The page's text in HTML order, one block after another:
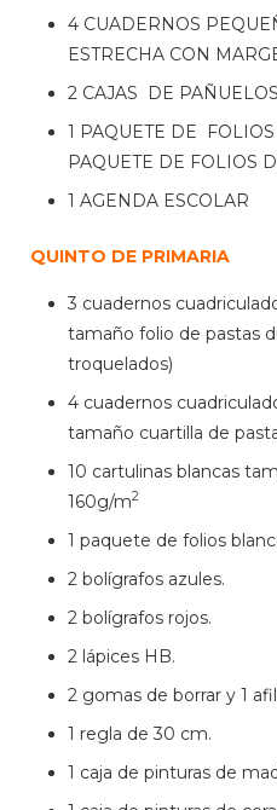
4 CUADERNOS
ESTRECHA CON
2 CAJAS DE
1 PAQUETE DE FOLIOS
PAQUETE DE FOLIOS
1 AGENDA ESCOLAR
QUINTO DE PRIMARIA
3 cuadernos
tamaño folio de pastas
troquelados)
4 cuadernos
tamaño cuartilla de
10 cartulinas blancas
160g/m2
1 paquete de folios
2 bolígrafos azules.
2 bolígrafos rojos.
2 lápices HB.
2 gomas de borrar y 1
1 regla de 30 cm.
1 caja de pinturas de